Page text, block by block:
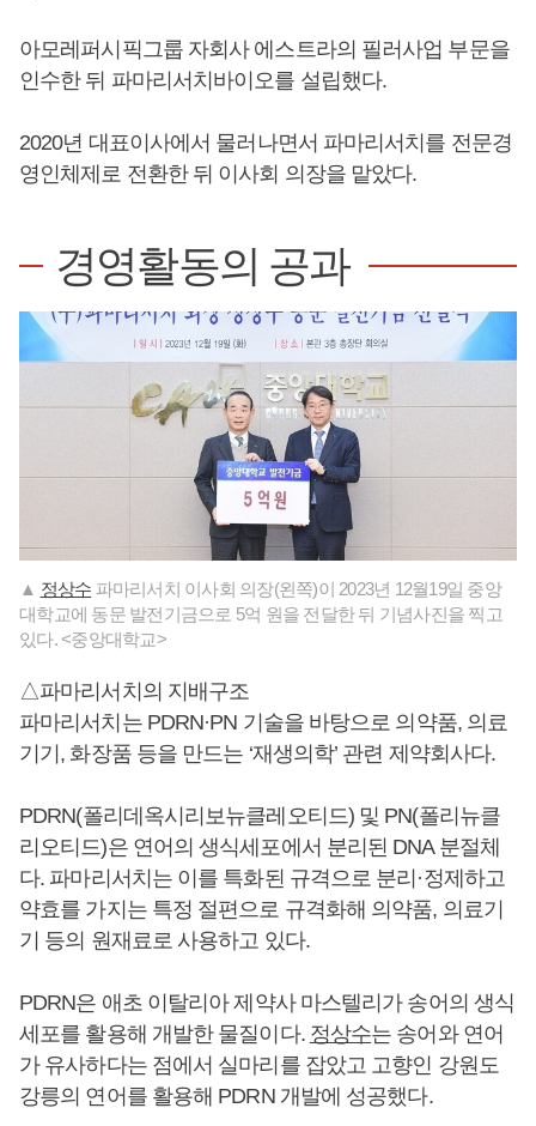
아모레퍼시픽그룹 자회사 에스트라의 필러사업 부문을
인수한 뒤 파마리서치바이오를 설립했다.
2020년 대표이사에서 물러나면서 파마리서치를 전문경
영인체제로 전환한 뒤 이사회 의장을 맡았다.
경영활동의 공과
▲ 정상수 파마리서치 이사회 의장(왼쪽)이 2023년 12월19일 중앙
대학교에 동문 발전기금으로 5억 원을 전달한 뒤 기념사진을 찍고
있다. <중앙대학교>
△파마리서치의 지배구조
파마리서치는 PDRN·PN 기술을 바탕으로 의약품, 의료
기기, 화장품 등을 만드는 ‘재생의학’ 관련 제약회사다.
PDRN(폴리데옥시리보뉴클레오티드) 및 PN(폴리뉴클
리오티드)은 연어의 생식세포에서 분리된 DNA 분절체
다. 파마리서치는 이를 특화된 규격으로 분리·정제하고
약효를 가지는 특정 절편으로 규격화해 의약품, 의료기
기 등의 원재료로 사용하고 있다.
PDRN은 애초 이탈리아 제약사 마스텔리가 송어의 생식
세포를 활용해 개발한 물질이다. 정상수는 송어와 연어
가 유사하다는 점에서 실마리를 잡았고 고향인 강원도
강릉의 연어를 활용해 PDRN 개발에 성공했다.